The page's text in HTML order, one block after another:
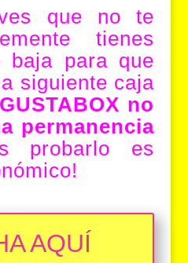
que no te
tienes
baja para que
siguiente caja
no
permanencia
probarlo es
AQUÍ